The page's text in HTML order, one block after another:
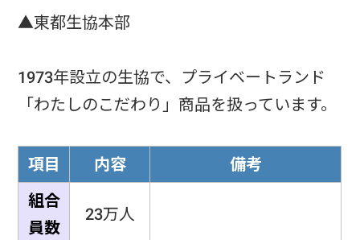
▲東都生協本部
1973年設立の生協で、プライベートランド
「わたしのこだわり」商品を扱っています。
項目 内容
備考
組合
員数
23万人